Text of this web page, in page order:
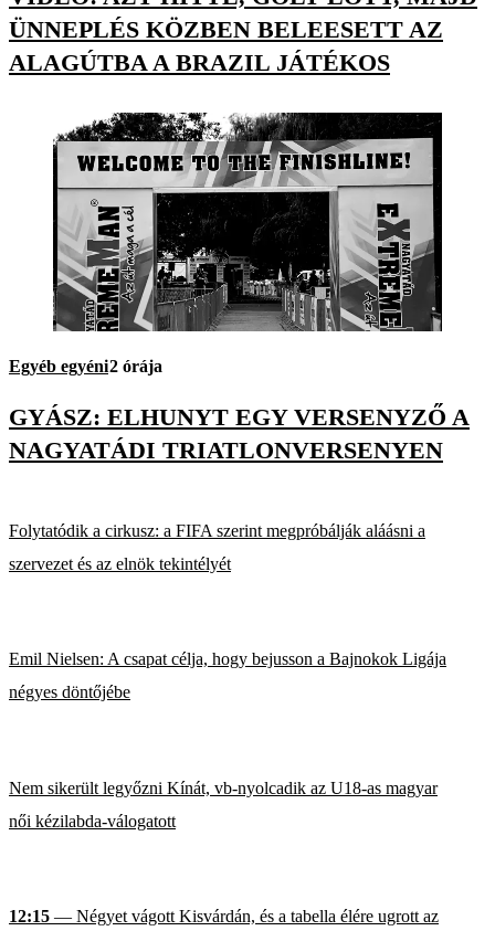
ÜNNEPLÉS KÖZBEN BELEESETT AZ
ALAGÚTBA A BRAZIL JÁTÉKOS
Egyéb egyéni2 órája
GYÁSZ: ELHUNYT EGY VERSENYZŐ A
NAGYATÁDI TRIATLONVERSENYEN
Folytatódik a cirkusz: a FIFA szerint megpróbálják aláásni a
szervezet és az elnök tekintélyét
Emil Nielsen: A csapat célja, hogy bejusson a Bajnokok Ligája
négyes döntőjébe
Nem sikerült legyőzni Kínát, vb-nyolcadik az U18-as magyar
női kézilabda-válogatott
12:15 — Négyet vágott Kisvárdán, és a tabella élére ugrott az